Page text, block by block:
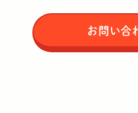
お問い合